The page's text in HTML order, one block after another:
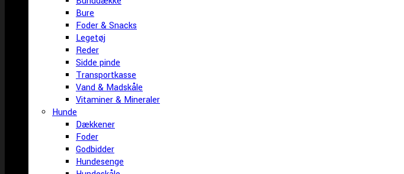
Bure
Foder & Snacks
Legetøj
Reder
Sidde pinde
Transportkasse
Vand & Madskåle
Vitaminer & Mineraler
Hunde
Dækkener
Foder
Godbidder
Hundesenge